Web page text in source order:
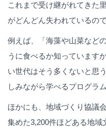
これまで受け継がれてきた
がどんどん失われているの
例えば、「海藻や山菜など
うに食べるか知っています
い世代はそう多くないと思
しみながら学べるプログラ
ほかにも、地域づくり協議
集めた3,200件ほどある地